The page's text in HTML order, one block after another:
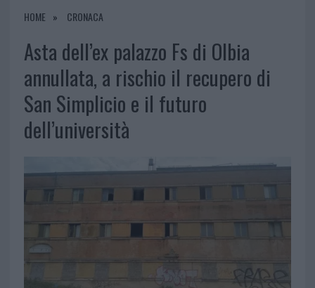
HOME CRONACA
Asta dell’ex palazzo Fs di Olbia
annullata, a rischio il recupero di
San Simplicio e il futuro
dell’università